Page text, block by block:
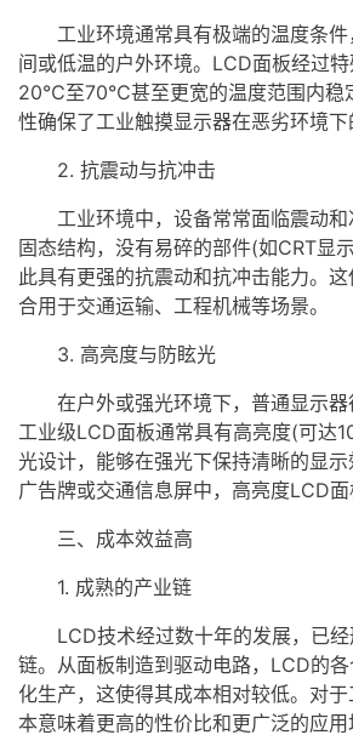
工业环境通常具有极端的温度条件
间或低温的户外环境。LCD面板经过
20℃至70℃甚至更宽的温度范围内稳
性确保了工业触摸显示器在恶劣环境下
2. 抗震动与抗冲击
工业环境中，设备常常面临震动和
固态结构，没有易碎的部件(如CRT显
此具有更强的抗震动和抗冲击能力。
合用于交通运输、工程机械等场景。
3. 高亮度与防眩光
在户外或强光环境下，普通显示器
工业级LCD面板通常具有高亮度(可达
光设计，能够在强光下保持清晰的显
广告牌或交通信息屏中，高亮度LCD面
三、成本效益高
1. 成熟的产业链
LCD技术经过数十年的发展，已经
链。从面板制造到驱动电路，LCD的
化生产，这使得其成本相对较低。对
本意味着更高的性价比和更广泛的应用